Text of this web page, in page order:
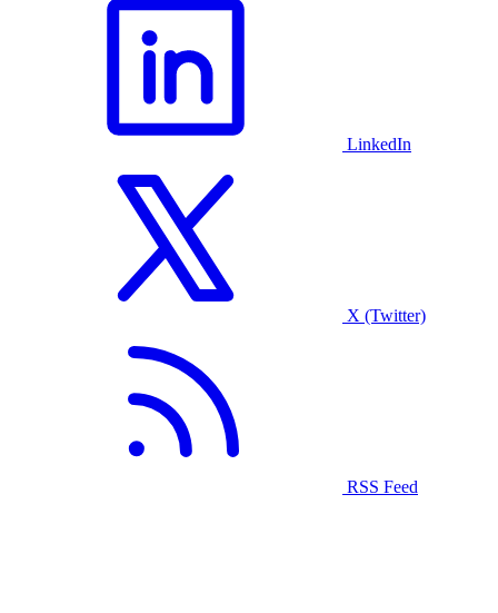
LinkedIn
X (Twitter)
RSS Feed